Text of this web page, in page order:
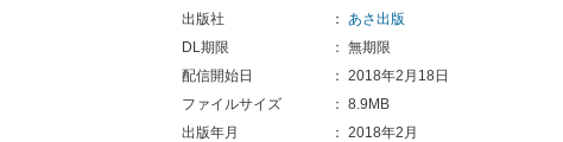
出版社
： あさ出版
DL期限
： 無期限
配信開始日
： 2018年2月18日
ファイルサイズ
： 8.9MB
出版年月
： 2018年2月